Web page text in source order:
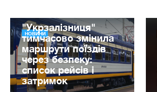
НОВИНИ
"Укрзалізниця"
тимчасово змінила
маршрути поїздів
через безпеку:
список рейсів і
затримок